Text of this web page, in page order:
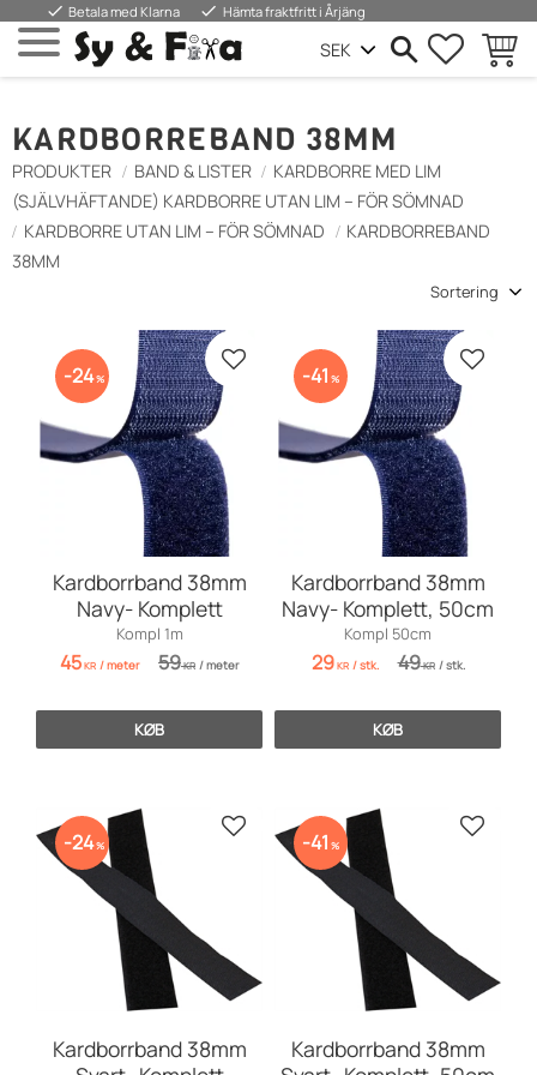
Menu
done Betala med Klarna done Hämta fraktfritt i Årjäng
KARDBORREBAND 38MM
PRODUKTER BAND & LISTER
KARDBORRE MED LIM
(SJÄLVHÄFTANDE) KARDBORRE UTAN LIM – FÖR SÖMNAD
KARDBORRE UTAN LIM – FÖR SÖMNAD
KARDBORREBAND
38MM
Vælg sorteringsmetode
Kardborrband 38mm
Navy- Komplett
Kompl 1m
45KR /meter 59KR /meter
24% Gem som favorit
KØB
Kardborrband 38mm
Navy- Komplett, 50cm
Kompl 50cm
29KR /stk. 49KR /stk.
41 % Gem
KØB
Kardborrband 38mm
24% Gem som favorit
Kardborrband 38mm
41 % Gem